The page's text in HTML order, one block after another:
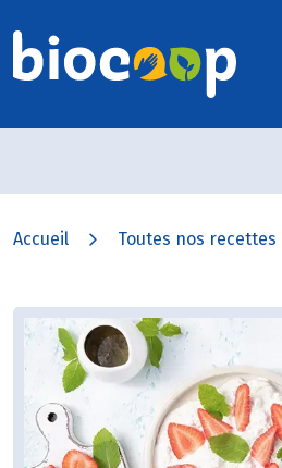
Accueil Toutes nos recettes